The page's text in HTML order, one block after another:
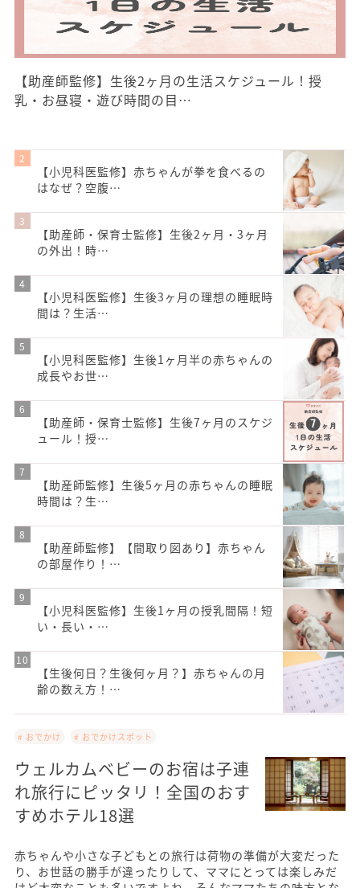
【助産師監修】生後2ヶ月の生活スケジュール！授
乳・お昼寝・遊び時間の目…
【小児科医監修】赤ちゃんが拳を食べるの
はなぜ？空腹…
【助産師・保育士監修】生後2ヶ月・3ヶ月
の外出！時…
【小児科医監修】生後3ヶ月の理想の睡眠時
間は？生活…
【小児科医監修】生後1ヶ月半の赤ちゃんの
成長やお世…
【助産師・保育士監修】生後7ヶ月のスケジ
ュール！授…
【助産師監修】生後5ヶ月の赤ちゃんの睡眠
時間は？生…
【助産師監修】【間取り図あり】赤ちゃん
の部屋作り！…
【小児科医監修】生後1ヶ月の授乳間隔！短
い・長い・…
【生後何日？生後何ヶ月？】赤ちゃんの月
齢の数え方！…
# おでかけ # おでかけスポット
ウェルカムベビーのお宿は子連
れ旅行にピッタリ！全国のおす
すめホテル18選
赤ちゃんや小さな子どもとの旅行は荷物の準備が大変だった
り、お世話の勝手が違ったりして、ママにとっては楽しみだ